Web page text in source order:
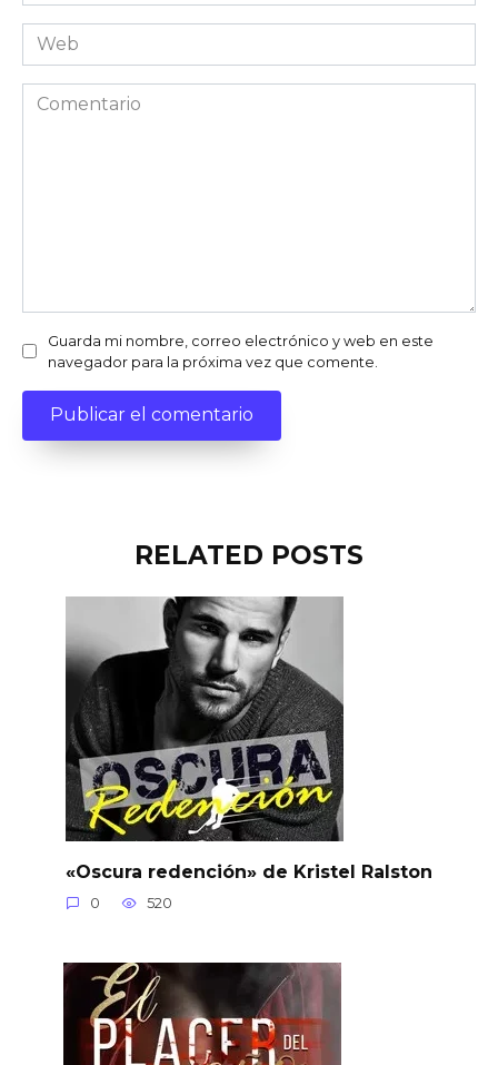
Web
Comentario
Guarda mi nombre, correo electrónico y web en este
navegador para la próxima vez que comente.
RELATED POSTS
«Oscura redención» de Kristel Ralston
0 520